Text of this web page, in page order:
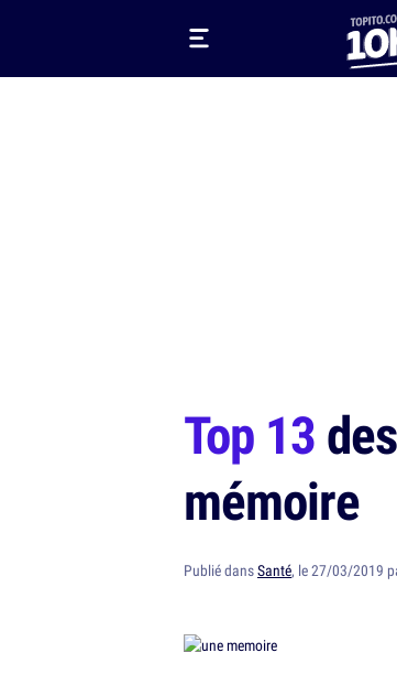
Top 13
mémoire
Publié dansSanté, le 27/03/2019